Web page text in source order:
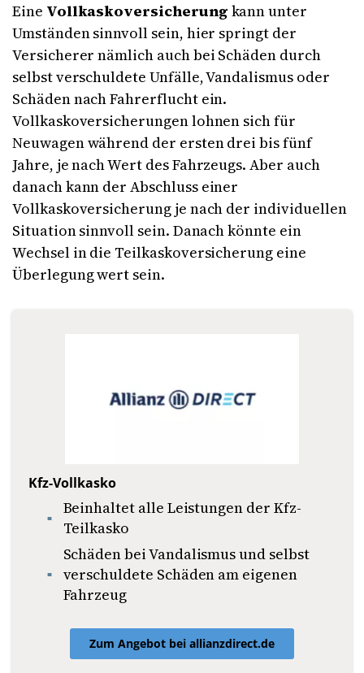
Eine Vollkaskoversicherung kann unter
Umständen sinnvoll sein, hier springt der
Versicherer nämlich auch bei Schäden durch
selbst verschuldete Unfälle, Vandalismus oder
Schäden nach Fahrerflucht ein.
Vollkaskoversicherungen lohnen sich für
Neuwagen während der ersten drei bis fünf
Jahre, je nach Wert des Fahrzeugs. Aber auch
danach kann der Abschluss einer
Vollkaskoversicherung je nach der individuellen
Situation sinnvoll sein. Danach könnte ein
Wechsel in die Teilkaskoversicherung eine
Überlegung wert sein.
Kfz-Vollkasko
Beinhaltet alle Leistungen der Kfz-
Teilkasko
Schäden bei Vandalismus und selbst
verschuldete Schäden am eigenen
Fahrzeug
Zum Angebot bei allianzdirect.de